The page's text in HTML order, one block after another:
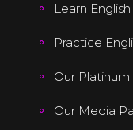
Learn
Practice
Our
Our Media